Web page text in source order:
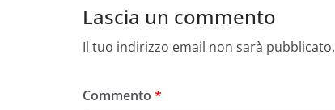
Lascia un commento
Il tuo indirizzo email non sarà pubblicato.
Commento *